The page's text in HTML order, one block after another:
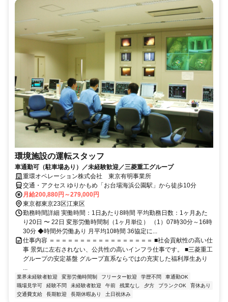
環境施設の運転スタッフ
車通勤可（駐車場あり）／未経験歓迎／三菱重工グループ
重環オペレーション株式会社 東京有明事業所
交通・アクセス ゆりかもめ「お台場海浜公園駅」から徒歩10分
月給200,880円～279,000円
東京都東京23区江東区
勤務時間詳細 実働時間：1日あたり8時間 平均勤務日数：1ヶ月あた
り20日 〜 22日 変形労働時間制（1ヶ月単位） （1）07時30分～16時
30分 ◆時間外労働あり 月平均10時間 36協定に...
仕事内容 ＝＝＝＝＝＝＝＝＝＝＝＝＝＝＝＝＝ ■社会貢献性の高い仕
事 景気に左右されない、公共性の高いインフラ仕事です。 ■三菱重工
グループの安定基盤 グループ直系ならではの充実した福利厚生あり
業界未経験者歓迎 変形労働時間制 フリーター歓迎 学歴不問
車通勤OK
職場見学可
経験不問 未経験者歓迎 午前 残業なし 夕方 ブランクOK
育休あり
交通費支給
長期歓迎 長期休暇あり 土日祝休み